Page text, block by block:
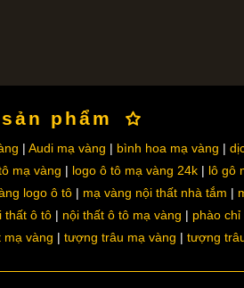
phẩm
Audi mạ vàng bình hoa mạ vàng
mạ vàng logo ô tô mạ vàng 24k
lô gô
logo ô tô mạ vàng nội thất nhà tắm
thất ô tô nội thất ô tô mạ vàng
phào chỉ
vàng tượng trâu mạ vàng tượng